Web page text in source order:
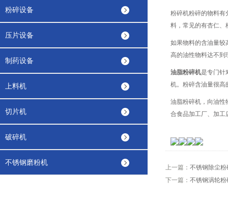
粉碎设备
压片设备
制药设备
上料机
切片机
破碎机
不锈钢磨粉机
粉碎机粉碎的物料有
料，常见的有杏仁、
如果物料的含油量较
高的油性物料达不到
油脂粉碎机是专门针
机。粉碎含油量很高
油脂粉碎机，向油性
合食品加工厂、加工
上一篇： 不锈钢除尘
下一篇： 不锈钢涡轮